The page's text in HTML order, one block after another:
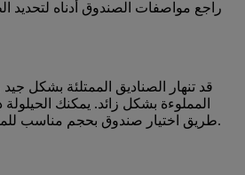
راجع مواصفات الصندوق أدناه لتحديد
قد تنهار الصناديق الممتلئة بشكل
المملوءة بشكل زائد. يمكنك
طريق اختيار صندوق بحجم مناسب للمحتوى الذي يتم نقله.